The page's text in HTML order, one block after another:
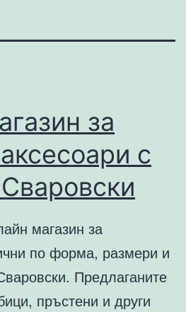
за
с
магазин за
по форма, размери и
Предлаганите
пръстени и други